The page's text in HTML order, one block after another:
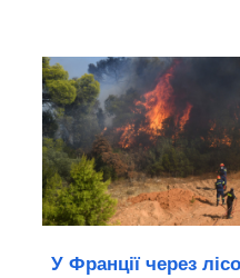
У Франції через